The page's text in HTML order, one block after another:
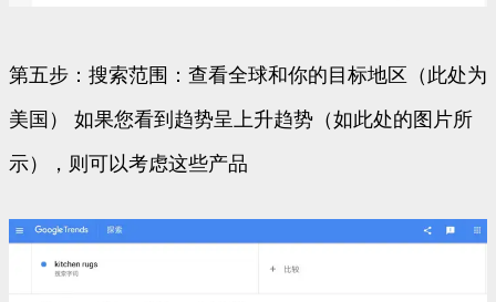
第五步：搜索范围：查看全球和你的目标地区（此处为
美国） 如果您看到趋势呈上升趋势（如此处的图片所
示），则可以考虑这些产品